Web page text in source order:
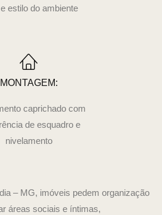
estilo do ambiente
MONTAGEM:
caprichado com
de esquadro e
nivelamento
– MG, imóveis pedem organização
áreas sociais e íntimas,